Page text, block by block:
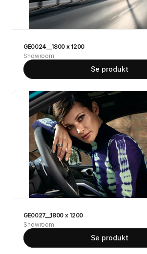
GE0024__1800 x 1200
Showroom
Se produkt
GE0027__1800 x 1200
Showroom
Se produkt